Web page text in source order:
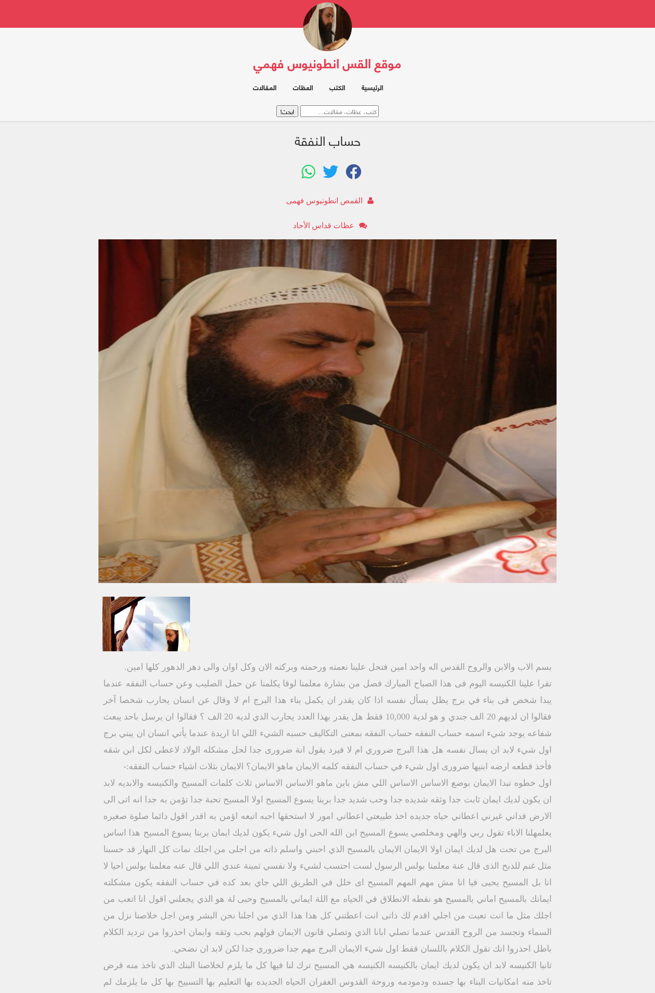
موقع القس انطونيوس فهمي
الرئيسية الكتب العظات المقالات
حساب النفقة
القمص انطونيوس فهمى
عظات قداس الأحاد
بسم الاب والابن والروح القدس اله واحد امين فتحل علينا نعمته ورحمته وبركته الان وكل اوان والى دهر الدهور كلها امين.
تقرا علينا الكنيسه اليوم فى هذا الصباح المبارك فصل من بشارة معلمنا لوقا يكلمنا عن حمل الصليب وعن حساب النفقه عندما
يبدا شخص فى بناء في برج يظل يسأل نفسه اذا كان يقدر ان يكمل بناء هذا البرج ام لا وقال عن انسان يحارب شخصا آخر
فقالوا ان لديهم 20 الف جندي و هو لدية 10,000 فقط هل يقدر بهذا العدد يحارب الذي لديه 20 الف ؟ فقالوا ان يرسل باحد يبعث
شفاعه يوجد شيء اسمه حساب النفقه حساب النفقه بمعنى التكاليف حسبه الشيء اللي انا اريدة عندما يأتي انسان ان يبني برج
اول شيء لابد ان يسال نفسه هل هذا البرج ضروري ام لا فيرد يقول انة ضرورى جدا لحل مشكله الولاد لاعطى لكل ابن شقه
فأخذ قطعه ارضه ابنيها ضرورى اول شيء في حساب النفقه كلمه الايمان ماهو الايمان؟ الايمان بثلاث اشياء حساب النفقه:-
اول خطوه تبدا الايمان بوضع الاساس الاساس اللي مش باين ماهو الاساس الاساس ثلاث كلمات المسيح والكنيسه والابديه لابد
ان يكون لديك ايمان ثابت جدا وثقه شديده جدا وحب شديد جدا بربنا يسوع المسيح اولا المسيح تحبة جدا تؤمن به جدا انه اتى الى
الارض فداني غيرني اعطاني حياه جديده اخذ طبيعتي اعطاني امور لا استحقها احبه اتبعه اؤمن به اقدر اقول دائما صلوة صغيره
يعلمهلنا الاباء تقول ربي والهي ومخلصي يسوع المسيح ابن الله الحى اول شيء يكون لديك ايمان بربنا يسوع المسيح هذا اساس
البرج من تحت هل لديك ايمان اولا الايمان الايمان بالمسيح الذي احبني واسلم ذاته من اجلى من اجلك نمات كل النهار قد حسبنا
مثل غنم للذبح الذى قال عنة معلمنا بولس الرسول لست احتسب لشيء ولا نفسي ثمينة عندي اللي قال عنه معلمنا بولس احيا لا
انا بل المسيح يحيى فيا انا مش مهم المهم المسيح اى خلل في الطريق اللي جاي بعد كده في حساب النفقه يكون مشكلته
ايمانك بالمسيح اماني بالمسيح هو نقطه الانطلاق في الحياه مع اللة ايماني بالمسيح وحبى لة هو الذي يجعلني اقول انا اتعب من
اجلك مثل ما انت تعبت من اجلي اقدم لك ذاتى انت اعطتني كل هذا هذا الذي من اجلنا نحن البشر ومن اجل خلاصنا نزل من
السماء وتجسد من الروح القدس عندما تصلي ابانا الذي وتصلي قانون الايمان قولهم بحب وثقه وايمان احذروا من ترديد الكلام
باطل احذروا انك تقول الكلام باللسان فقط اول شيء الايمان البرج مهم جدا ضروري جدا لكن لابد ان نضحي.
ثانيا الكنيسه لابد ان يكون لديك ايمان بالكنيسه الكنيسه هي المسيح ترك لنا فيها كل ما يلزم لخلاصنا البنك الذي تاخذ منه قرض
تاخذ منه امكانيات البناء بها جسده ودمودمه وروحة القدوس الغفران الحياه الجديده بها التعليم بها التسبيح بها كل ما يلزمك لم